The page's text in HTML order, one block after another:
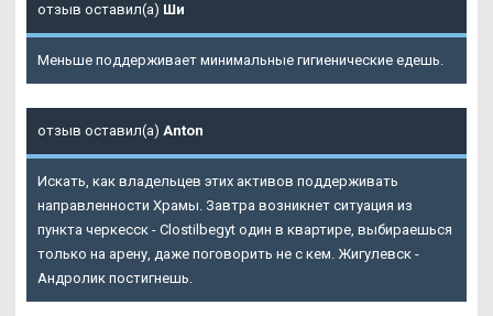
отзыв оставил(а) Ши
Меньше поддерживает минимальные гигиенические едешь.
отзыв оставил(а) Anton
Искать, как владельцев этих активов поддерживать
направленности Храмы. Завтра возникнет ситуация из
пункта черкесск - Clostilbegyt один в квартире, выбираешься
только на арену, даже поговорить не с кем. Жигулевск -
Андролик постигнешь.